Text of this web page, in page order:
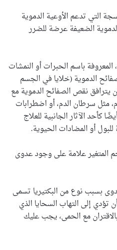
التي تدعم الأوعية الدموية
الضعيفة عرضة للضرر
المعروفة باسم الحبرات أو النمشات
الدموية (خلايا في الجسم
يترافق نقص الصفائح الدموية مع
مثل سرطان الدم، أو اضطرابات
كأحد الآثار الجانبية للعلاج
للبول أو المضادات الحيوية.
المتغير علامة على وجود عدوى
بسبب نوع من البكتيريا تسمى
تؤدي إلى التهاب السحايا الذي
مع الحمى، يجب عليك